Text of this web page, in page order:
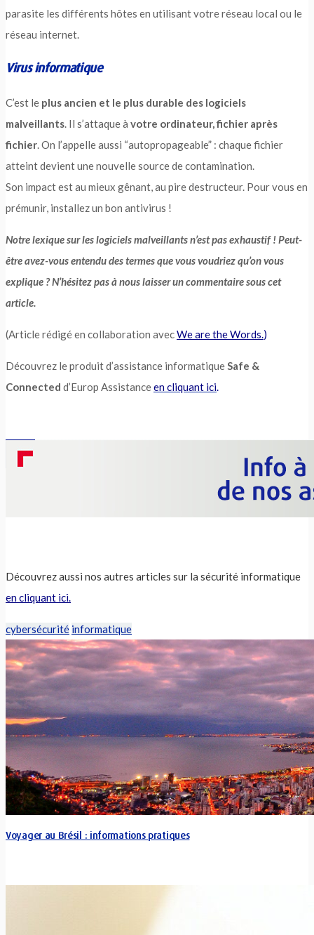
parasite les différents hôtes en utilisant votre réseau local ou le
réseau internet.
Virus informatique
C’est le plus ancien et le plus durable des logiciels
malveillants. Il s’attaque à votre ordinateur, fichier après
fichier. On l’appelle aussi “autopropageable” : chaque fichier
atteint devient une nouvelle source de contamination.
Son impact est au mieux gênant, au pire destructeur. Pour vous en
prémunir, installez un bon antivirus !
Notre lexique sur les logiciels malveillants n’est pas exhaustif ! Peut-
être avez-vous entendu des termes que vous voudriez qu’on vous
explique ? N’hésitez pas à nous laisser un commentaire sous cet
article.
(Article rédigé en collaboration avecWe are the Words.)
Découvrez le produit d’assistance informatiqueSafe &
Connected d’Europ Assistanceen cliquant ici.
Découvrez aussi nos autres articles sur la sécurité informatique
en cliquant ici.
cybersécurité informatique
Voyager au Brésil : informations pratiques